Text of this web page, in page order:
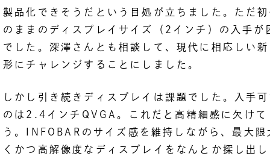
製品化できそうだという目処が立ちました。ただ
のままのディスプレイサイズ（2インチ）の入手が
でした。深澤さんとも相談して、現代に相応しい
形にチャレンジすることにしました。
しかし引き続きディスプレイは課題でした。入手
のは2.4インチQVGA。これだと高精細感に欠けて
う。INFOBARのサイズ感を維持しながら、最大限
くかつ高解像度なディスプレイをなんとか探し出